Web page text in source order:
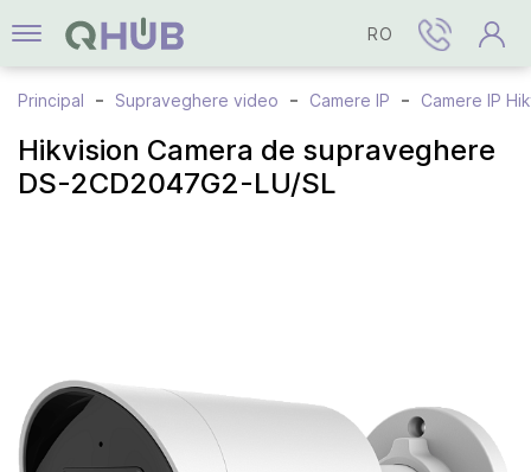
RO
Principal Supraveghere video Camere IP Camere IP
Hikvision Camera de supraveghere
DS-2CD2047G2-LU/SL